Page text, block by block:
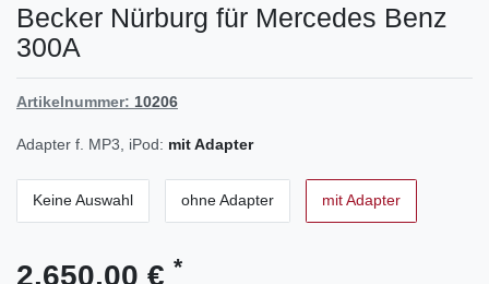
Becker Nürburg für Mercedes Benz
300A
Artikelnummer: 10206
Adapter f. MP3, iPod: mit Adapter
Keine Auswahl ohne Adapter mit Adapter
2.650,00 € *